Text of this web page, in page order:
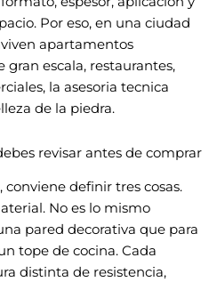
Por eso, en una ciudad
apartamentos
gran escala, restaurantes,
la asesoria tecnica
de la piedra.
revisar antes de comprar
definir tres cosas.
No es lo mismo
pared decorativa que para
tope de cocina. Cada
distinta de resistencia,